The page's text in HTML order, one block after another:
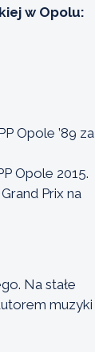
w Opolu:
Opole ’89 za
Opole 2015.
Prix na
Na stałe
muzyki